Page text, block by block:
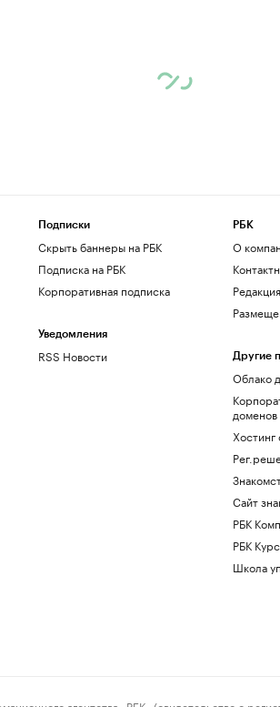
Подписки
Скрыть баннеры на РБК
Подписка на РБК
Корпоративная подписка
Уведомления
RSS Новости
РБК
О
Редакция
Другие
Облако
доменов
Хостинг
Сайт
РБК
РБК
Школа